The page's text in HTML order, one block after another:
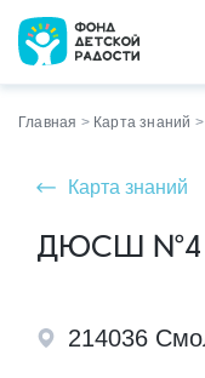
Главная > Карта знаний
Карта знаний
ДЮСШ №4
214036